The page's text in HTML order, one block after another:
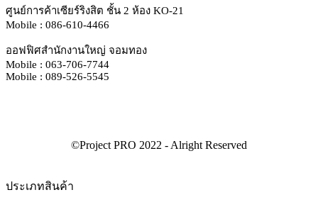
ศูนย์การค้าเซียร์ริงสิต ชั้น 2 ห้อง KO-21
Mobile : 086-610-4466
ออฟฟิศสำนักงานใหญ่ จอมทอง
Mobile : 063-706-7744
Mobile : 089-526-5545
ประเภทสินค้า